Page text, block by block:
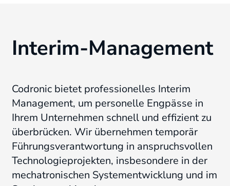
Interim-Management
Codronic bietet professionelles Interim
Management, um personelle Engpässe in
Ihrem Unternehmen schnell und effizient zu
überbrücken. Wir übernehmen temporär
Führungsverantwortung in anspruchsvollen
Technologieprojekten, insbesondere in der
mechatronischen Systementwicklung und im